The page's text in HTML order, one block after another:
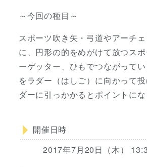
～今回の種目～
スポーツ吹き矢・弓道やアーチ
に、円形の的をめがけて放つス
ーゲッター、ひもでつながって
をラダー（はしご）に向かって
ダーに引っかかるとポイントにな
開催日時
2017年7月20日（木）